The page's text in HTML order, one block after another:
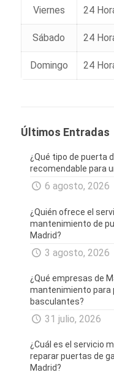
Viernes 24
Sábado 24
Domingo 24
Últimos Entradas
¿Qué tipo de puerta
recomendable para
6 agosto, 2026
¿Quién ofrece el
mantenimiento de
Madrid?
3 agosto, 2026
¿Qué empresas de
mantenimiento para
basculantes?
31 julio, 2026
¿Cuál es el servicio
reparar puertas de
Madrid?